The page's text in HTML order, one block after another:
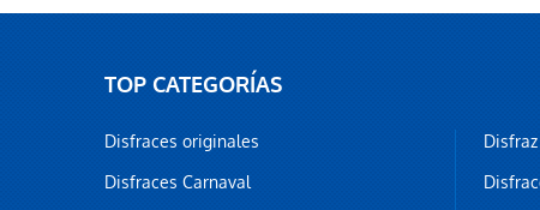
TOP CATEGORÍAS
Disfraces originales
Disfraces Carnaval